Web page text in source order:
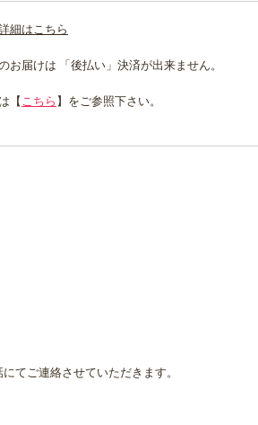
細はこちら
お届けは 「後払い」決済が出来ません。
【こちら】をご参照下さい。
てご連絡させていただきます。